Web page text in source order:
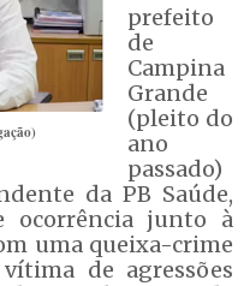
prefeito
de
Campina
Grande
(pleito do
ano
passado)
da PB Saúde,
ocorrência junto à
uma queixa-crime
de agressões